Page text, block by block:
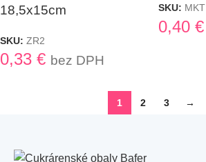
18,5x15cm
SKU: ZR2
0,33 € bez DPH
SKU: MKT
0,40 €
1 2 3 →